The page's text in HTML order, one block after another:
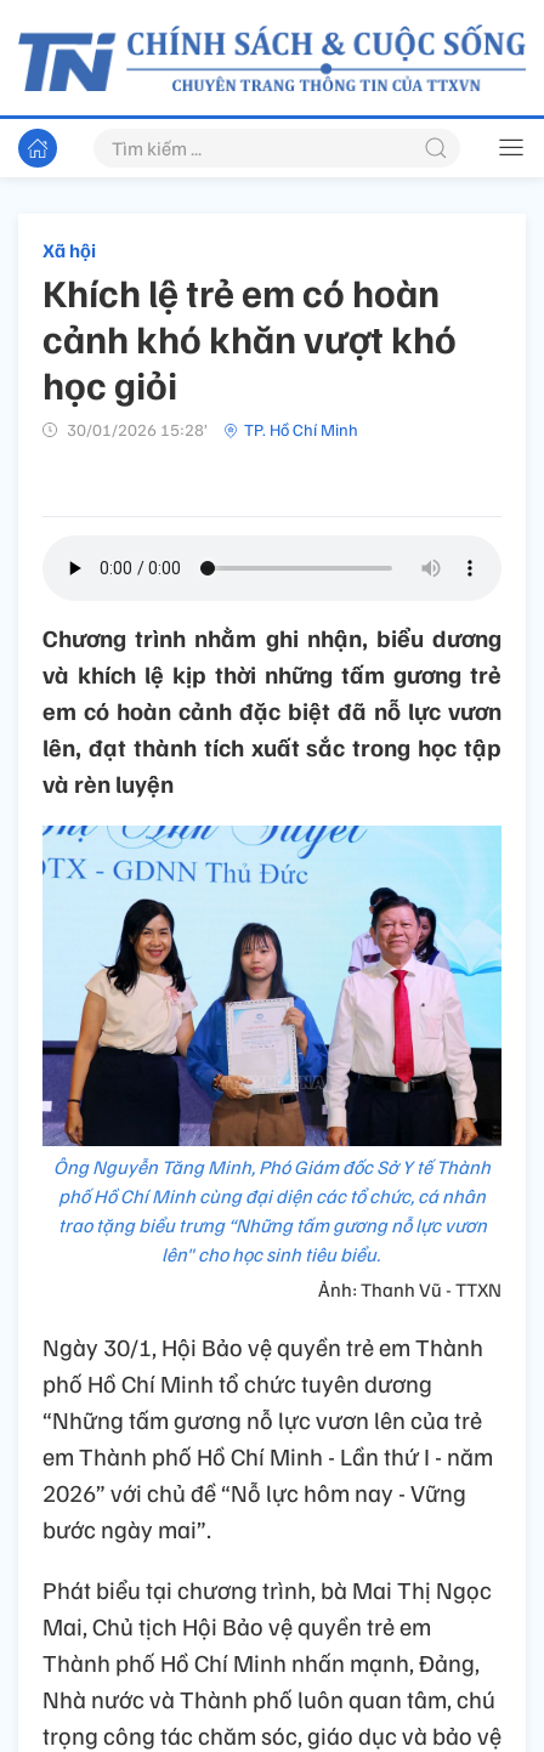
Xã hội
Khích lệ trẻ em có hoàn
cảnh khó khăn vượt khó
học giỏi
30/01/2026 15:28’ TP. Hồ Chí Minh
Chương trình nhằm ghi nhận, biểu dương
và khích lệ kịp thời những tấm gương trẻ
em có hoàn cảnh đặc biệt đã nỗ lực vươn
lên, đạt thành tích xuất sắc trong học tập
và rèn luyện
Ông Nguyễn Tăng Minh, Phó Giám đốc Sở Y tế Thành
phố Hồ Chí Minh cùng đại diện các tổ chức, cá nhân
trao tặng biểu trưng “Những tấm gương nỗ lực vươn
lên" cho học sinh tiêu biểu.
Ảnh: Thanh Vũ - TTXN
Ngày 30/1, Hội Bảo vệ quyền trẻ em Thành
phố Hồ Chí Minh tổ chức tuyên dương
“Những tấm gương nỗ lực vươn lên của trẻ
em Thành phố Hồ Chí Minh - Lần thứ I - năm
2026” với chủ đề “Nỗ lực hôm nay - Vững
bước ngày mai”.
Phát biểu tại chương trình, bà Mai Thị Ngọc
Mai, Chủ tịch Hội Bảo vệ quyền trẻ em
Thành phố Hồ Chí Minh nhấn mạnh, Đảng,
Nhà nước và Thành phố luôn quan tâm, chú
trọng công tác chăm sóc, giáo dục và bảo vệ